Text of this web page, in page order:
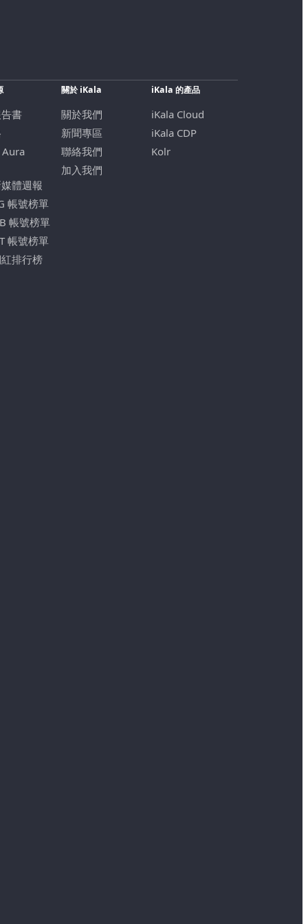
書
體週報
帳號榜單
帳號榜單
帳號榜單
排行榜
關於 iKala
關於我們
新聞專區
聯絡我們
加入我們
iKala 的產品
iKala Cloud
iKala CDP
Kolr